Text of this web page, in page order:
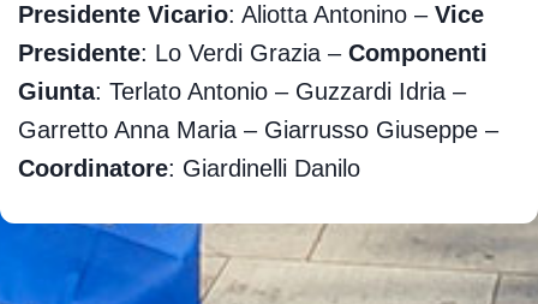
Presidente Vicario: Aliotta Antonino – Vice
Presidente: Lo Verdi Grazia – Componenti
Giunta: Terlato Antonio – Guzzardi Idria –
Garretto Anna Maria – Giarrusso Giuseppe –
Coordinatore: Giardinelli Danilo